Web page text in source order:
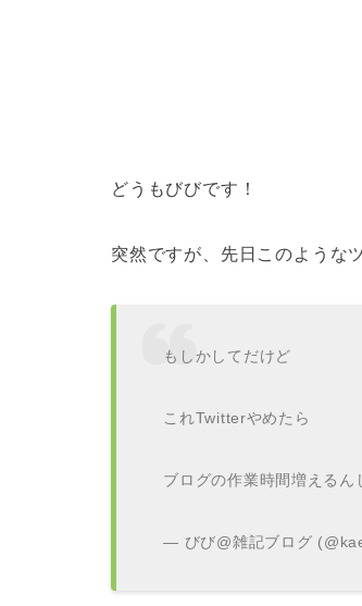
どうもびびです！
突然ですが、先日このような
もしかしてだけど
これTwitterやめたら
ブログの作業時間増えるん
— びび@雑記ブログ